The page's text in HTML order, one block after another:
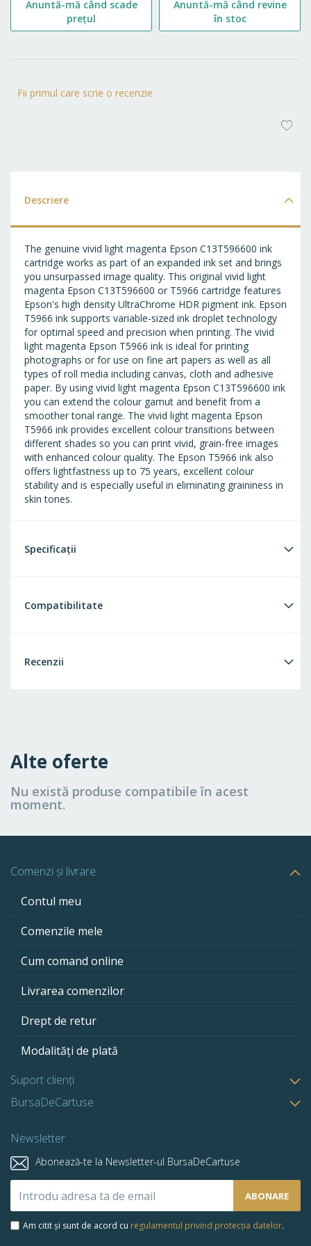
Fii primul care scrie o recenzie
Anuntă-mă când scade
prețul
Anuntă-mă când revine
în stoc
Descriere
The genuine vivid light magenta Epson C13T596600 ink
cartridge works as part of an expanded ink set and brings
you unsurpassed image quality. This original vivid light
magenta Epson C13T596600 or T5966 cartridge features
Epson's high density UltraChrome HDR pigment ink. Epson
T5966 ink supports variable-sized ink droplet technology
for optimal speed and precision when printing. The vivid
light magenta Epson T5966 ink is ideal for printing
photographs or for use on fine art papers as well as all
types of roll media including canvas, cloth and adhesive
paper. By using vivid light magenta Epson C13T596600 ink
you can extend the colour gamut and benefit from a
smoother tonal range. The vivid light magenta Epson
T5966 ink provides excellent colour transitions between
different shades so you can print vivid, grain-free images
with enhanced colour quality. The Epson T5966 ink also
offers lightfastness up to 75 years, excellent colour
stability and is especially useful in eliminating graininess in
skin tones.
Specificații
Compatibilitate
Recenzii
Alte oferte
Nu există produse compatibile în acest
moment.
Comenzi și livrare
Contul meu
Comenzile mele
Cum comand online
Livrarea comenzilor
Drept de retur
Modalități de plată
Suport clienți
BursaDeCartuse
Newsletter
Abonează-te la Newsletter-ul BursaDeCartuse
la
newsletter-
ABONARE
Am citit și sunt de acord cu regulamentul privind protecția datelor.